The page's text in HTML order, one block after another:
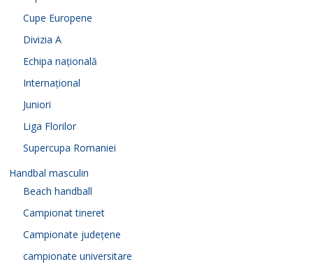
Cupe Europene
Divizia A
Echipa națională
Internațional
Juniori
Liga Florilor
Supercupa Romaniei
Handbal masculin
Beach handball
Campionat tineret
Campionate județene
campionate universitare